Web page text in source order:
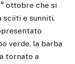
ottobre che si
sciiti e sunniti.
verde, la barba
tornato a